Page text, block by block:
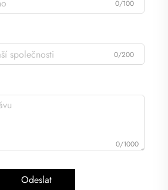
0/100
0/200
0/1000
Odeslat